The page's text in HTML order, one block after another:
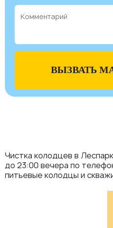
ВЫЗВАТЬ
Чистка колодцев в
до 23:00 вечера по
питьевые колодцы и